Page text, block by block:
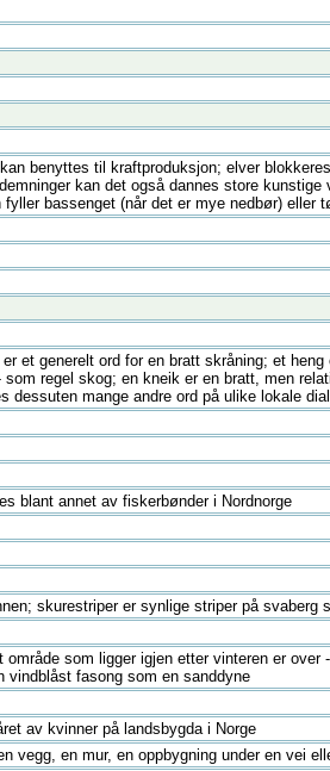
benyttes til kraftproduksjon; elver
kan det også dannes store kunstige
bassenget (når det er mye nedbør) eller
et generelt ord for en bratt skråning; et
regel skog; en kneik er en bratt, men
dessuten mange andre ord på ulike lokale
blant annet av fiskerbønder i Nordnorge
skurestriper er synlige striper på svaberg
som ligger igjen etter vinteren er over
vindblåst fasong som en sanddyne
av kvinner på landsbygda i Norge
vegg, en mur, en oppbygning under en vei